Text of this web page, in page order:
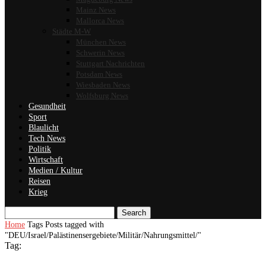
Mainz News
Mallorca News
Städte M-W
München News
Schwerin News
Stuttgart Nachrichten
Potsdam News
Wiesbaden News
Wolfsburg News
Gesundheit
Sport
Blaulicht
Tech News
Politik
Wirtschaft
Medien / Kultur
Reisen
Krieg
Search
Home Tags Posts tagged with
"DEU/Israel/Palästinensergebiete/Militär/Nahrungsmittel/"
Tag: